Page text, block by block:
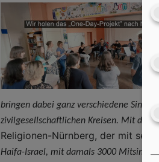
bringen dabei ganz verschiedene
zivilgesellschaftlichen Kreisen. Mit
Religionen-Nürnberg, der mit
Haifa-Israel, mit damals 3000